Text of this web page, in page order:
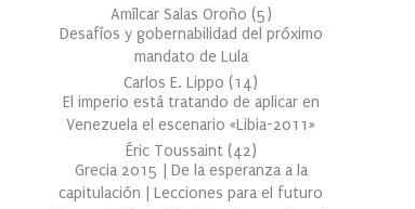
Amílcar Salas Oroño (5)
Desafíos y gobernabilidad del próximo
mandato de Lula
Carlos E. Lippo (14)
El imperio está tratando de aplicar en
Venezuela el escenario «Libia-2011»
Éric Toussaint (42)
Grecia 2015 | De la esperanza a la
capitulación | Lecciones para el futuro